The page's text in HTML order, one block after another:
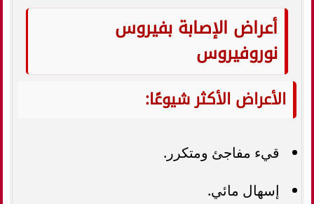
أعراض الإصابة بفيروس
نوروفيروس
الأعراض الأكثر شيوعًا:
قيء مفاجئ ومتكرر.
إسهال مائي.